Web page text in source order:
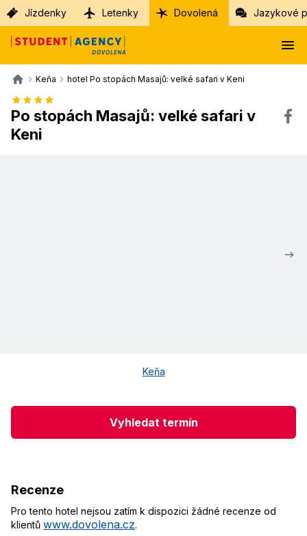
Jízdenky Letenky Dovolená Jazykové
Keňa hotel Po stopách Masajů: velké safari v Keni
Po stopách Masajů: velké safari v
Keni
Keňa
Vyhledat termín
Recenze
Pro tento hotel nejsou zatím k dispozici žádné recenze od
klientů www.dovolena.cz.